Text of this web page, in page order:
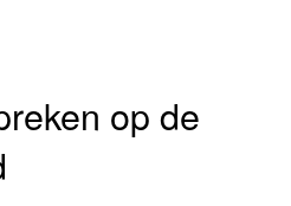
op de